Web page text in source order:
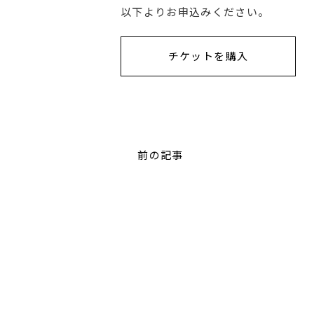
以下よりお申込みください。
チケットを購入
前の記事